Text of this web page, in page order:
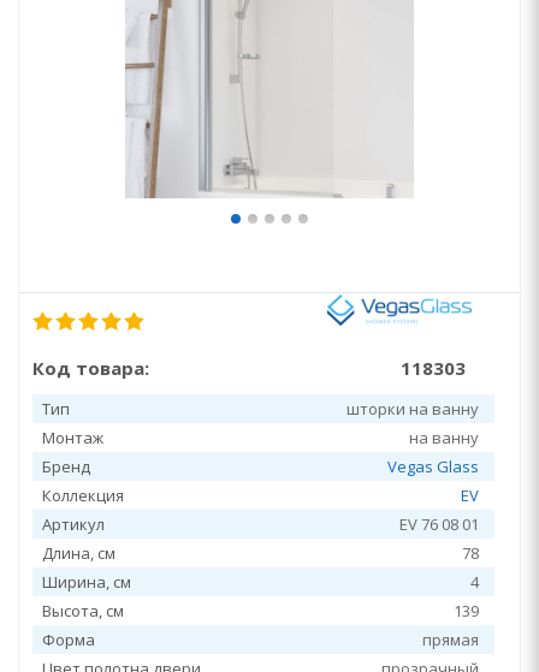
Код товара: 118303
Тип
шторки на ванну
Монтаж
на ванну
Бренд
Vegas Glass
Коллекция
EV
Артикул
EV 76 08 01
Длина, см
78
Ширина, см
4
Высота, см
139
Форма
прямая